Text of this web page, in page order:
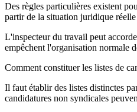
Des règles particulières existent
partir de la situation juridique
L'inspecteur du travail peut
empêchent l'organisation normale
Comment constituer les listes de
Il faut établir des listes distinctes
candidatures non syndicales